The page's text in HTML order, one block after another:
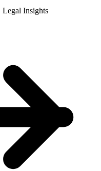
Legal Insights